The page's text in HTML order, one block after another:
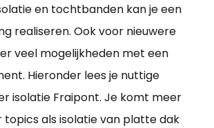
en tochtbanden kan je een
realiseren. Ook voor nieuwere
veel mogelijkheden met een
Hieronder lees je nuttige
isolatie Fraipont. Je komt meer
als isolatie van platte dak